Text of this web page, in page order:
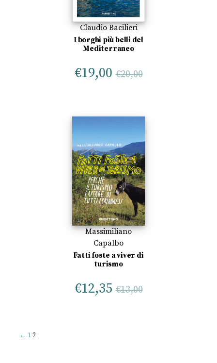
Claudio Bacilieri
I borghi più belli del
Mediterraneo
€19,00 €20,00
Massimiliano
Capalbo
Fatti foste a viver di
turismo
€12,35 €13,00
← 1 2